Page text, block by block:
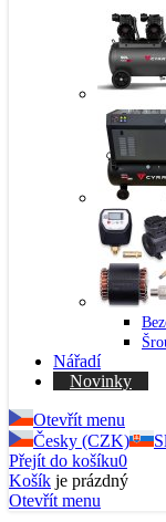
Nářadí
Novinky
Otevřít menu
Česky (CZK)
Přejít do košíku0
Košík je prázdný
Otevřít menu